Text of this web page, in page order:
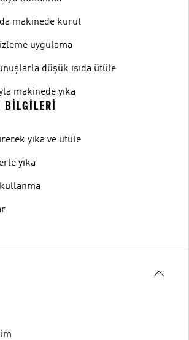
makinede kurut
uygulama
düşük ısıda ütüle
makinede yıka
BILGILERI
yıka ve ütüle
yıka
kullanma